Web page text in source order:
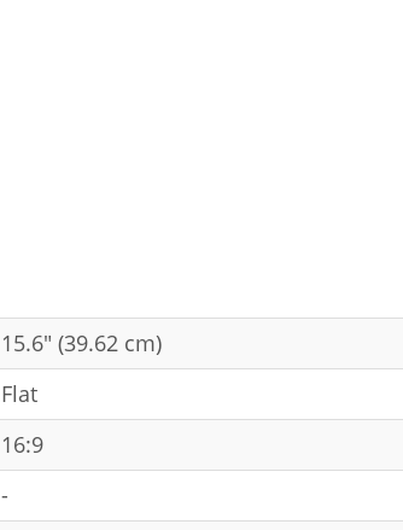
15.6" (39.62 cm)
Flat
16:9
-